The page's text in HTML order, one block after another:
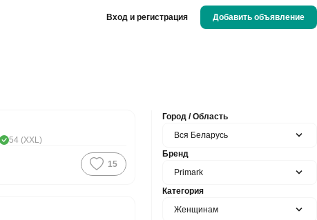
Вход и регистрация Добавить объявление
Город / Область
Вся Беларусь
Бренд
Primark
Категория
Женщинам
54 (XXL)
15